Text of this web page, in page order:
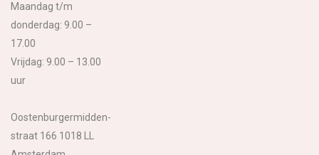
Maandag t/m
donderdag: 9.00 –
17.00
Vrijdag: 9.00 – 13.00
uur
Oostenburgermidden-
straat 166 1018 LL